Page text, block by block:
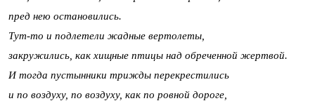
пред нею остановились.
Тут-то и подлетели жадные вертолеты,
закружились, как хищные птицы над обреченной жертвой.
И тогда пустынники трижды перекрестились
и по воздуху, по воздуху, как по ровной дороге,